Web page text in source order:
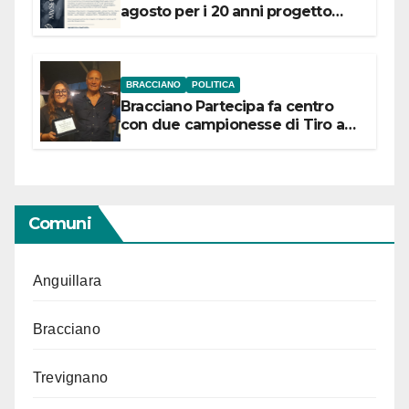
agosto per i 20 anni progetto
BRACCIANO POLITICA
Bracciano Partecipa fa centro
con due campionesse di Tiro a
Comuni
Anguillara
Bracciano
Trevignano